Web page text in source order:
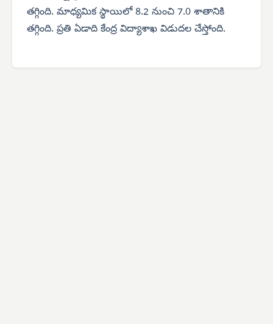
తగ్గింది. మాధ్యమిక స్థాయిలో 8.2 నుంచి 7.0 శాతానికి
తగ్గింది. ప్రతి ఏడాది కేంద్ర విద్యాశాఖ విడుదల చేస్తోంది.